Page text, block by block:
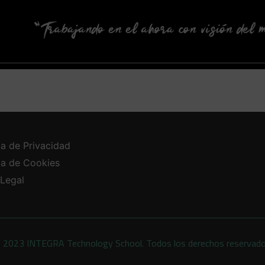
de Privacidad
de Cookies
INTEGRA Technology School. Todos los derechos